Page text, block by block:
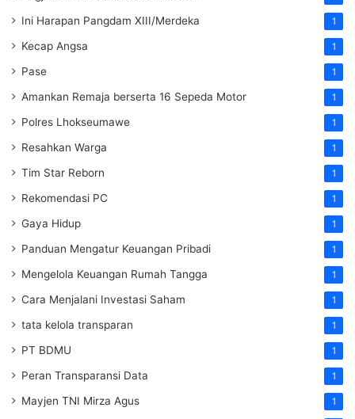
Ini Harapan Pangdam XIII/Merdeka 1
Kecap Angsa 1
Pase 1
Amankan Remaja berserta 16 Sepeda Motor 1
Polres Lhokseumawe 1
Resahkan Warga 1
Tim Star Reborn 1
Rekomendasi PC 1
Gaya Hidup 1
Panduan Mengatur Keuangan Pribadi 1
Mengelola Keuangan Rumah Tangga 1
Cara Menjalani Investasi Saham 1
tata kelola transparan 1
PT BDMU 1
Peran Transparansi Data 1
Mayjen TNI Mirza Agus 1